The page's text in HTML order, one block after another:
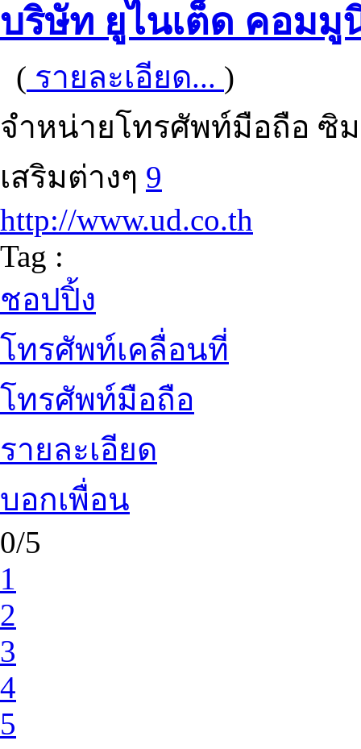
บริษัท ยูไนเต็ด คอมมู
( รายละเอียด... )
จำหน่ายโทรศัพท์มือถือ ซิ
เสริมต่างๆ 9
http://www.ud.co.th
Tag :
ชอปปิ้ง
โทรศัพท์เคลื่อนที่
โทรศัพท์มือถือ
รายละเอียด
บอกเพื่อน
0/5
1
2
3
4
5